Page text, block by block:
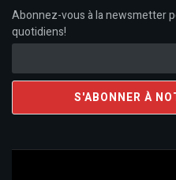
Abonnez-vous à la newsmetter
quotidiens!